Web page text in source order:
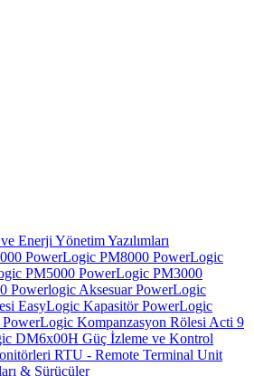
Enerji Yönetim Yazılımları
PowerLogic PM8000 PowerLogic
PM5000 PowerLogic PM3000
Powerlogic AksesuarPowerLogic
EasyLogic KapasitörPowerLogic
PowerLogic Kompanzasyon Rölesi Acti 9
DM6x00H Güç İzleme ve Kontrol
RTU - Remote Terminal Unit
& Sürücüler